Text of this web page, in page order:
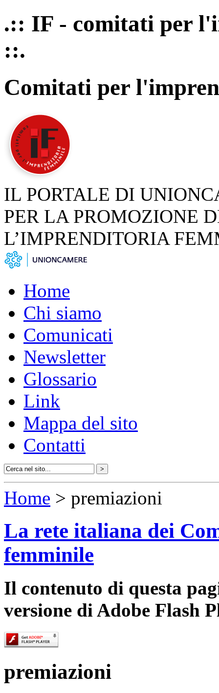
.:: IF - comitati per
::.
Comitati per
IL PORTALE DI
PER LA PROMOZIONE
L’IMPRENDITORIA
Home
Chi siamo
Comunicati
Newsletter
Glossario
Link
Mappa del sito
Contatti
Home > premiazioni
La rete italiana dei
femminile
Il contenuto di questa
versione di Adobe Flash
premiazioni